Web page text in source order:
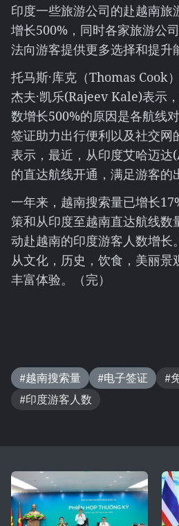
印度一些旅游公司的赴越南旅
增长500%，同时各家旅游公
法向游客提供更多选择和提升
托马斯·库克（Thomas Cook
杰夫·凯乐(Rajeev Kale)表示
数增长500%的原因是各航线
签证助力出行便利以及社交网
表示，最近，从印度艾哈迈
的直达航线开通，满足游客的
一年来，越南搜索量已增长
策和从印度至越南直达航线数
动赴越南的印度游客人数增长
从文化，历史，饮食，美丽景
丰富体验。（完）
#越南搜索量 #电子签证
#
#印度游客人数